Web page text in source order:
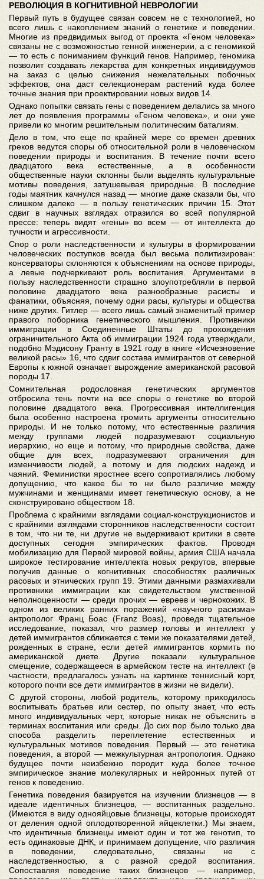
РЕВОЛЮЦИЯ В КОГНИТИВНОЙ НЕВРОЛОГИИ
Первый путь в будущее связан совсем не с технологией, но
всего лишь с накоплением знаний о генетике и поведении.
Многие из предвидимых выгод от проекта «Геном человека»
связаны не с возможностью генной инженерии, а с геномикой
— то есть с пониманием функций генов. Например, геномика
позволит создавать лекарства для конкретных индивидуумов
на заказ с целью снижения нежелательных побочных
эффектов; она даст селекционерам растений куда более
точные знания при проектировании новых видов 14.
Однако попытки связать гены с поведением делались за много
лет до появления программы «Геном человека», и они уже
привели ко многим решительным политическим баталиям.
Дело в том, что еще по крайней мере со времен древних
греков ведутся споры об относительной роли в человеческом
поведении природы и воспитания. В течение почти всего
двадцатого века естественные, а в особенности
общественные науки склонны были выделять культуральные
мотивы поведения, затушевывая природные. В последние
годы маятник качнулся назад — многие даже сказали бы, что
слишком далеко — в пользу генетических причин 15. Этот
сдвиг в научных взглядах отразился во всей популярной
прессе: теперь видят «гены» во всем — от интеллекта до
тучности и агрессивности.
Спор о роли наследственности и культуры в формировании
человеческих поступков всегда был весьма политизирован:
консерваторы склоняются к объяснениям на основе природы,
а левые подчеркивают роль воспитания. Аргументами в
пользу наследственности страшно злоупотребляли в первой
половине двадцатого века разнообразные расисты и
фанатики, объясняя, почему одни расы, культуры и общества
ниже других. Гитлер — всего лишь самый знаменитый пример
правого поборника генетического мышления. Противники
иммиграции в Соединенные Штаты до прохождения
ограничительного Акта об иммиграции 1924 года утверждали,
подобно Мэдисону Гранту в 1921 году в книге «Исчезновение
великой расы» 16, что сдвиг состава иммигрантов от северной
Европы к южной означает вырождение американской расовой
породы 17.
Сомнительная родословная генетических аргументов
отбросила тень почти на все споры о генетике во второй
половине двадцатого века. Прогрессивная интеллигенция
была особенно настроена громить аргументы относительно
природы. И не только потому, что естественные различия
между группами людей подразумевают социальную
иерархию, но еще и потому, что природные свойства, даже
общие для всех, подразумевают ограничения для
изменчивости людей, а потому и для людских надежд и
чаяний. Феминистки яростнее всего сопротивлялись любому
допущению, что какое бы то ни было различие между
мужчинами и женщинами имеет генетическую основу, а не
сконструировано обществом 18.
Проблема с крайними взглядами социал-конструкционистов и
с крайними взглядами сторонников наследственности состоит
в том, что ни те, ни другие не выдерживают критики в свете
доступных сегодня эмпирических фактов. Проводя
мобилизацию для Первой мировой войны, армия США начала
широкое тестирование интеллекта новых рекрутов, впервые
получив данные о когнитивных способностях различных
расовых и этнических групп 19. Этими данными размахивали
противники иммиграции как свидетельством умственной
неполноценности — среди прочих — евреев и чернокожих. В
одном из великих ранних поражений «научного расизма»
антрополог Франц Боас (Franz Boas), проведя тщательное
исследование, показал, что размер головы и интеллект у
детей иммигрантов сближается с теми же показателями детей,
рожденных в стране, если детей иммигрантов кормить по
американской диете. Другие показали культуральное
смещение, содержащееся в армейском тесте на интеллект (в
частности, предлагалось узнать на картинке теннисный корт,
которого почти все дети иммигрантов в жизни не видели).
С другой стороны, любой родитель, которому приходилось
воспитывать братьев или сестер, по опыту знает, что есть
много индивидуальных черт, которые никак не объяснить в
терминах воспитания или среды. До сих пор было только два
способа разделить переплетение естественных и
культуральных мотивов поведения. Первый — это генетика
поведения, а второй — межкультурная антропология. Однако
будущее почти неизбежно породит куда более точное
эмпирическое знание молекулярных и нейронных путей от
генов к поведению.
Генетика поведения базируется на изучении близнецов — в
идеале идентичных близнецов, — воспитанных раздельно.
(Имеются в виду однояйцовые близнецы, которые происходят
от деления одной оплодотворенной яйцеклетки.) Мы знаем,
что идентичные близнецы имеют один и тот же генотип, то
есть одинаковые ДНК, и принимаем допущение, что различия
в поведении, следовательно, связаны не с
наследственностью, а с разной средой воспитания.
Сопоставляя поведение таких близнецов — например,